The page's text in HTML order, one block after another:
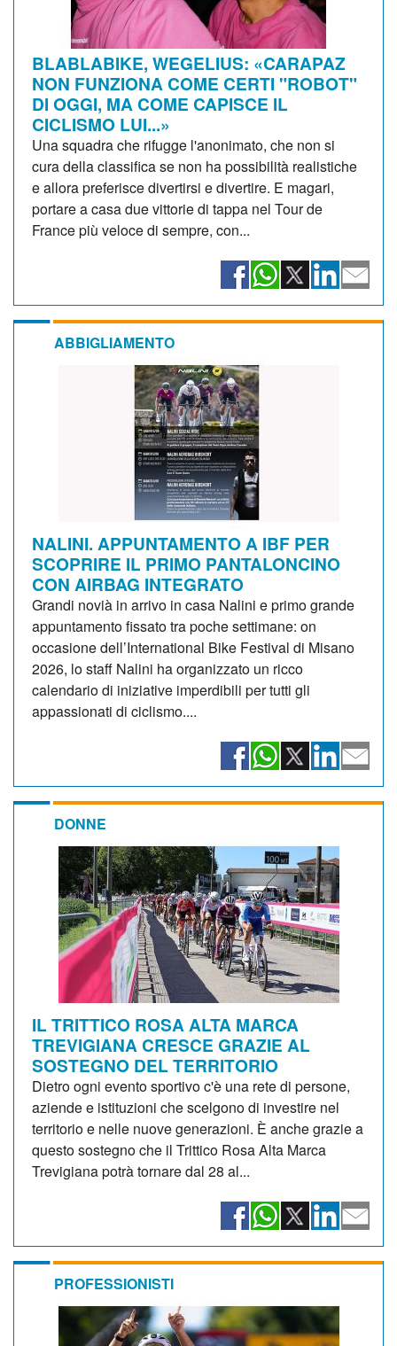
BLABLABIKE, WEGELIUS: «CARAPAZ
NON FUNZIONA COME CERTI "ROBOT"
DI OGGI, MA COME CAPISCE IL
CICLISMO LUI...»
Una squadra che rifugge l'anonimato, che non si
cura della classifica se non ha possibilità realistiche
e allora preferisce divertirsi e divertire. E magari,
portare a casa due vittorie di tappa nel Tour de
France più veloce di sempre, con...
ABBIGLIAMENTO
NALINI. APPUNTAMENTO A IBF PER
SCOPRIRE IL PRIMO PANTALONCINO
CON AIRBAG INTEGRATO
Grandi novià in arrivo in casa Nalini e primo grande
appuntamento fissato tra poche settimane: on
occasione dell’International Bike Festival di Misano
2026, lo staff Nalini ha organizzato un ricco
calendario di iniziative imperdibili per tutti gli
appassionati di ciclismo....
DONNE
IL TRITTICO ROSA ALTA MARCA
TREVIGIANA CRESCE GRAZIE AL
SOSTEGNO DEL TERRITORIO
Dietro ogni evento sportivo c'è una rete di persone,
aziende e istituzioni che scelgono di investire nel
territorio e nelle nuove generazioni. È anche grazie a
questo sostegno che il Trittico Rosa Alta Marca
Trevigiana potrà tornare dal 28 al...
PROFESSIONISTI